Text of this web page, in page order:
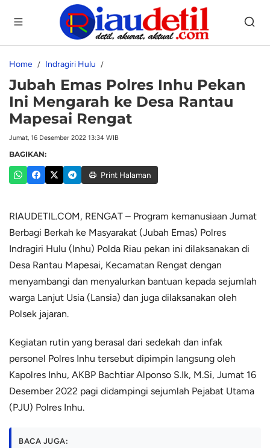
Home Indragiri Hulu
Jubah Emas Polres Inhu Pekan
Ini Mengarah ke Desa Rantau
Mapesai Rengat
Jumat, 16 Desember 2022 13:34 WIB
BAGIKAN:
Print Halaman
RIAUDETIL.COM, RENGAT – Program kemanusiaan Jumat
Berbagi Berkah ke Masyarakat (Jubah Emas) Polres
Indragiri Hulu (Inhu) Polda Riau pekan ini dilaksanakan di
Desa Rantau Mapesai, Kecamatan Rengat dengan
menyambangi dan menyalurkan bantuan kepada sejumlah
warga Lanjut Usia (Lansia) dan juga dilaksanakan oleh
Polsek jajaran.
Kegiatan rutin yang berasal dari sedekah dan infak
personel Polres Inhu tersebut dipimpin langsung oleh
Kapolres Inhu, AKBP Bachtiar Alponso S.Ik, M.Si, Jumat 16
Desember 2022 pagi didampingi sejumlah Pejabat Utama
(PJU) Polres Inhu.
BACA JUGA: